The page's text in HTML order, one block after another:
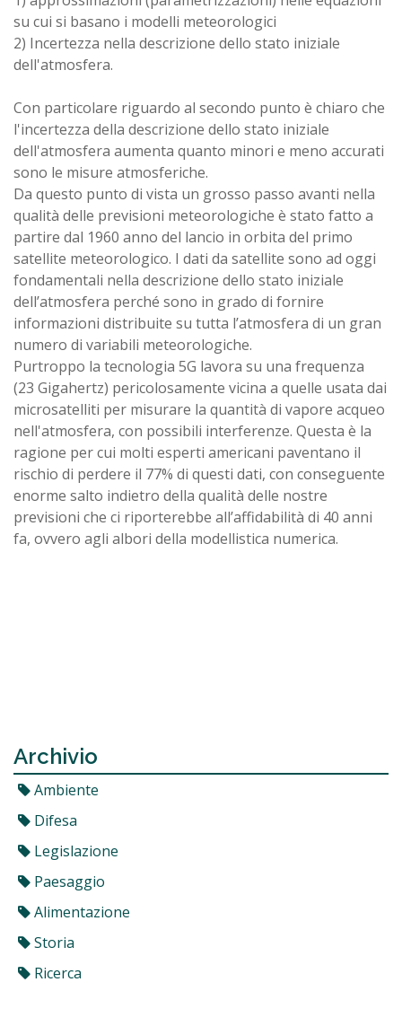
su cui si basano i modelli meteorologici
2) Incertezza nella descrizione dello stato iniziale
dell'atmosfera.
Con particolare riguardo al secondo punto è chiaro che
l'incertezza della descrizione dello stato iniziale
dell'atmosfera aumenta quanto minori e meno accurati
sono le misure atmosferiche.
Da questo punto di vista un grosso passo avanti nella
qualità delle previsioni meteorologiche è stato fatto a
partire dal 1960 anno del lancio in orbita del primo
satellite meteorologico. I dati da satellite sono ad oggi
fondamentali nella descrizione dello stato iniziale
dell’atmosfera perché sono in grado di fornire
informazioni distribuite su tutta l’atmosfera di un gran
numero di variabili meteorologiche.
Purtroppo la tecnologia 5G lavora su una frequenza
(23 Gigahertz) pericolosamente vicina a quelle usata dai
microsatelliti per misurare la quantità di vapore acqueo
nell'atmosfera, con possibili interferenze. Questa è la
ragione per cui molti esperti americani paventano il
rischio di perdere il 77% di questi dati, con conseguente
enorme salto indietro della qualità delle nostre
previsioni che ci riporterebbe all’affidabilità di 40 anni
fa, ovvero agli albori della modellistica numerica.
Archivio
Ambiente
Difesa
Legislazione
Paesaggio
Alimentazione
Storia
Ricerca